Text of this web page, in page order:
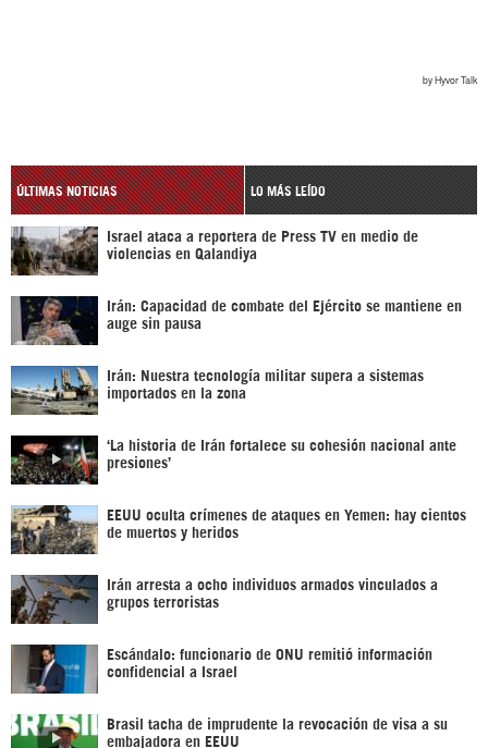
ÚLTIMAS NOTICIAS LO MÁS LEÍDO
Israel ataca a reportera de Press TV en medio de
violencias en Qalandiya
Irán: Capacidad de combate del Ejército se mantiene en
auge sin pausa
Irán: Nuestra tecnología militar supera a sistemas
importados en la zona
‘La historia de Irán fortalece su cohesión nacional ante
presiones’
EEUU oculta crímenes de ataques en Yemen: hay cientos
de muertos y heridos
Irán arresta a ocho individuos armados vinculados a
grupos terroristas
Escándalo: funcionario de ONU remitió información
confidencial a Israel
Brasil tacha de imprudente la revocación de visa a su
embajadora en EEUU